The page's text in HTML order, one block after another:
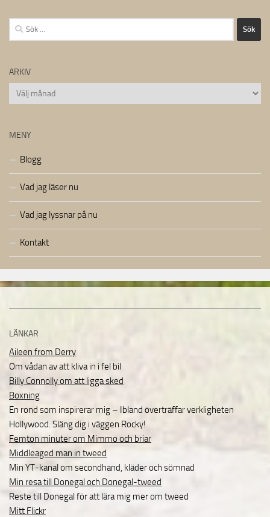
Sök
efter:
ARKIV
Arkiv
MENY
Blogg
Vad jag läser nu
Vad jag lyssnar på nu
Kontakt
LÄNKAR
Aileen from Derry
Om vådan av att kliva in i fel bil
Billy Connolly om att ligga sked
Boxning
En rond som inspirerar mig – Ibland överträffar verkligheten
Hollywood. Släng dig i väggen Rocky!
Femton minuter om Mimmo och briar
Middleaged man in tweed
Min YT-kanal om secondhand, kläder och sömnad
Min resa till Donegal och Donegal-tweed
Reste till Donegal för att lära mig mer om tweed
Mitt Flickr